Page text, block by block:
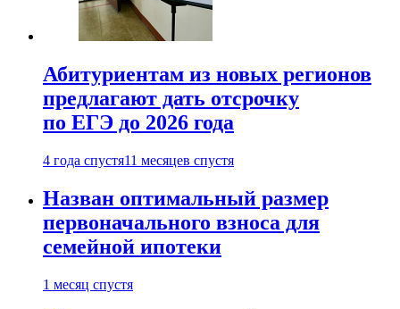
Абитуриентам из новых регионов
предлагают дать отсрочку
по ЕГЭ до 2026 года
4 года спустя11 месяцев спустя
Назван оптимальный размер
первоначального взноса для
семейной ипотеки
1 месяц спустя